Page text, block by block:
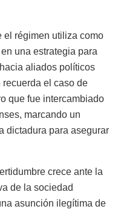
el régimen utiliza como
una estrategia para
aliados políticos
recuerda el caso de
que fue intercambiado
marcando un
dictadura para asegurar
crece ante la
de la sociedad
asunción ilegítima de